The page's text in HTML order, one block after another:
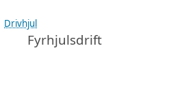
Drivhjul
Fyrhjulsdrift